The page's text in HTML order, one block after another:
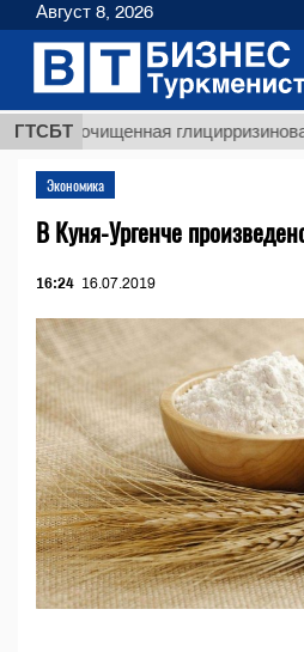
ГТСБТ
Неочищенная глицирризиновая
Экономика
В Куня-Ургенче
16:24 16.07.2019
Август 8, 2026